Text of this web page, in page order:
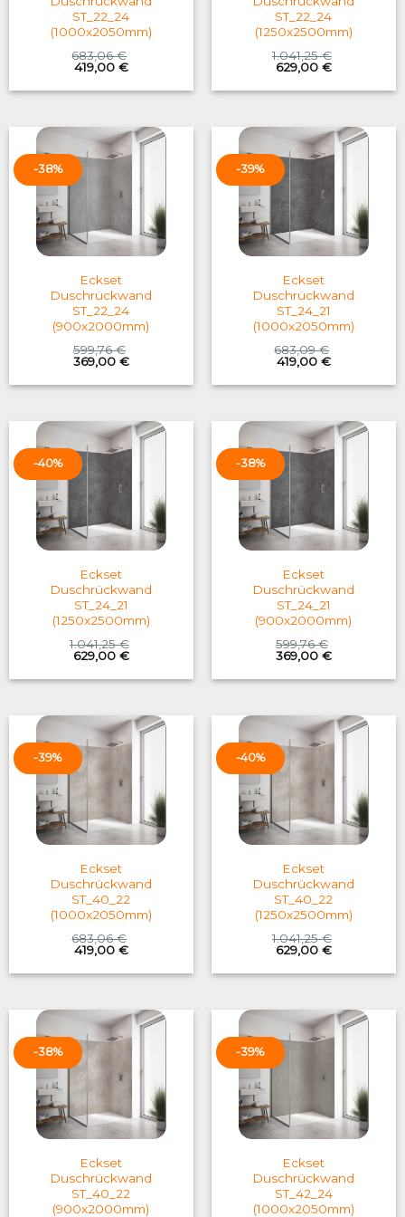
ST_22_24
(1000x2050mm)
683,06€
Original
price
was:
419,00 €Current
is:
ST_22_24
(1250x2500mm)
1.041,25€
Original
price
was:
629,00 €Current
is:
-38%
Eckset
Duschrückwand
ST_22_24
(900x2000mm)
599,76€
Original
price
was:
369,00 €Current
is:
-39%
Eckset
Duschrückwand
ST_24_21
(1000x2050mm)
683,09€
Original
price
was:
419,00 €Current
is:
-40%
Eckset
Duschrückwand
ST_24_21
(1250x2500mm)
1.041,25€
Original
price
was:
629,00 €Current
is:
-38%
Eckset
Duschrückwand
ST_24_21
(900x2000mm)
599,76€
Original
price
was:
369,00 €Current
is:
-39%
Eckset
Duschrückwand
ST_40_22
(1000x2050mm)
683,06€
Original
price
was:
419,00 €Current
is:
-40%
Eckset
Duschrückwand
ST_40_22
(1250x2500mm)
1.041,25€
Original
price
was:
629,00 €Current
is:
-38%
Eckset
Duschrückwand
ST_40_22
(900x2000mm)
-39%
Eckset
Duschrückwand
ST_42_24
(1000x2050mm)